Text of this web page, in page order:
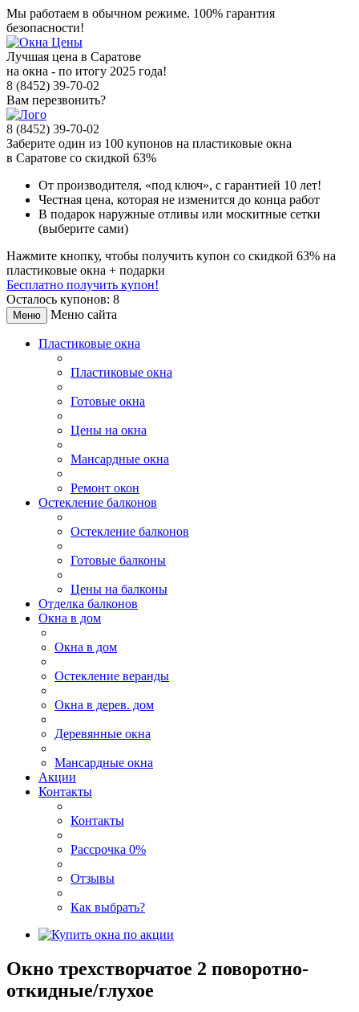
Мы работаем в обычном режиме. 100% гарантия
безопасности!
Лучшая цена в Саратове
на окна - по итогу 2025 года!
8 (8452) 39-70-02
Вам перезвонить?
8 (8452) 39-70-02
Заберите один из 100 купонов на пластиковые окна
в Саратове со скидкой 63%
От производителя, «под ключ», с гарантией 10 лет!
Честная цена, которая не изменится до конца работ
В подарок наружные отливы или москитные сетки
(выберите сами)
Нажмите кнопку, чтобы получить купон со скидкой 63% на
пластиковые окна + подарки
Бесплатно получить купон!
Осталось купонов: 8
Меню Меню сайта
Пластиковые окна
Пластиковые окна
Готовые окна
Цены на окна
Мансардные окна
Ремонт окон
Остекление балконов
Остекление балконов
Готовые балконы
Цены на балконы
Отделка балконов
Окна в дом
Окна в дом
Остекление веранды
Окна в дерев. дом
Деревянные окна
Мансардные окна
Акции
Контакты
Контакты
Рассрочка 0%
Отзывы
Как выбрать?
Окно трехстворчатое 2 поворотно-
откидные/глухое